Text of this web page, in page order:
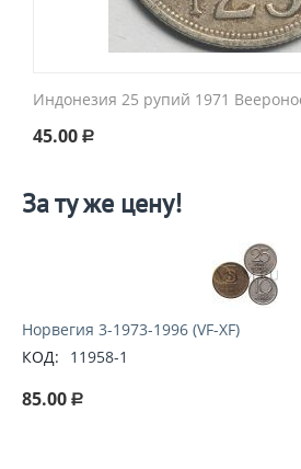
Индонезия 25 рупий 1971
45.00 Р
За ту же цену!
Норвегия 3-1973-1996 (VF-XF)
КОД:
11958-1
85.00 Р